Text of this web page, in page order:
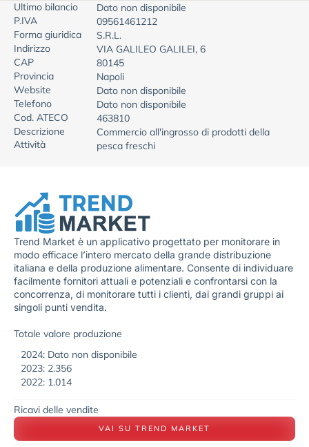
Ultimo bilancio
Dato non disponibile
P.IVA
09561461212
Forma giuridica
S.R.L.
Indirizzo
VIA GALILEO GALILEI, 6
CAP
80145
Provincia
Napoli
Website
Dato non disponibile
Telefono
Dato non disponibile
Cod. ATECO
463810
Descrizione
Attività
Commercio all'ingrosso di prodotti della
pesca freschi
Trend Market è un applicativo progettato per monitorare in
modo efficace l’intero mercato della grande distribuzione
italiana e della produzione alimentare. Consente di individuare
facilmente fornitori attuali e potenziali e confrontarsi con la
concorrenza, di monitorare tutti i clienti, dai grandi gruppi ai
singoli punti vendita.
Totale valore produzione
2024: Dato non disponibile
2023: 2.356
2022: 1.014
Ricavi delle vendite
VAI SU TREND MARKET